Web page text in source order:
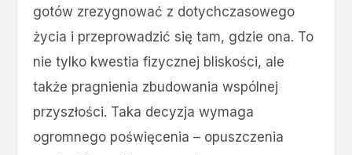
gotów zrezygnować z dotychczasowego
życia i przeprowadzić się tam, gdzie ona. To
nie tylko kwestia fizycznej bliskości, ale
także pragnienia zbudowania wspólnej
przyszłości. Taka decyzja wymaga
ogromnego poświęcenia – opuszczenia